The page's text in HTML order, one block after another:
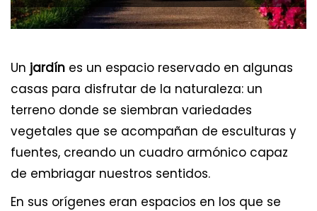
Un jardín es un espacio reservado en algunas
casas para disfrutar de la naturaleza: un
terreno donde se siembran variedades
vegetales que se acompañan de esculturas y
fuentes, creando un cuadro armónico capaz
de embriagar nuestros sentidos.
En sus orígenes eran espacios en los que se